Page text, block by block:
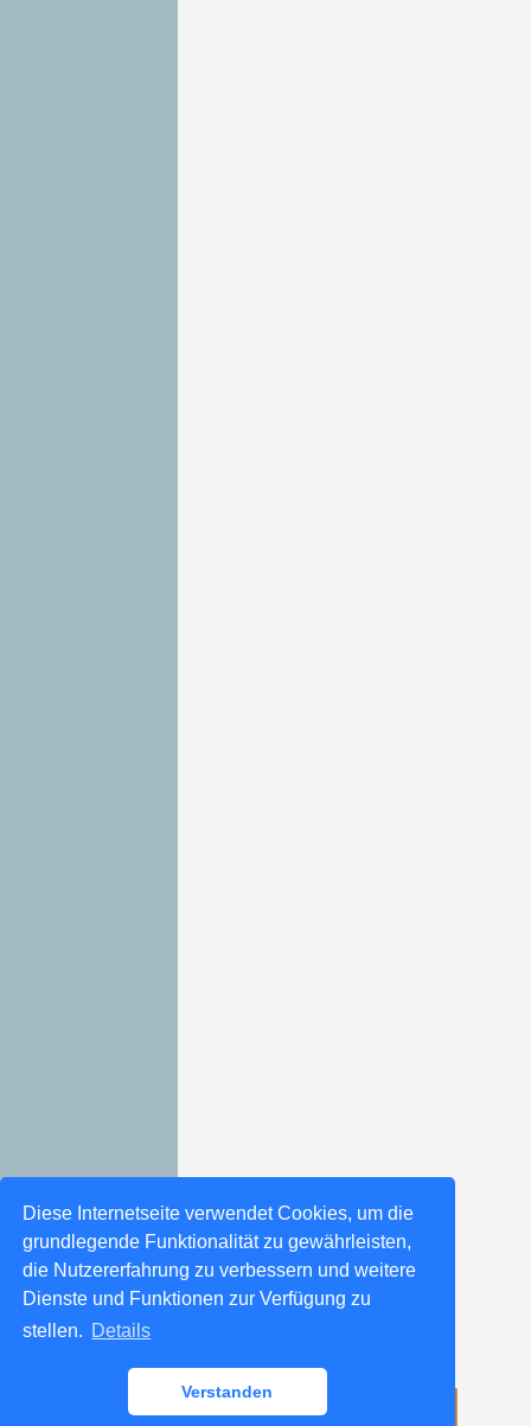
Diese Internetseite verwendet Cookies, um die
grundlegende Funktionalität zu gewährleisten,
die Nutzererfahrung zu verbessern und weitere
Dienste und Funktionen zur Verfügung zu
stellen. Details
Verstanden